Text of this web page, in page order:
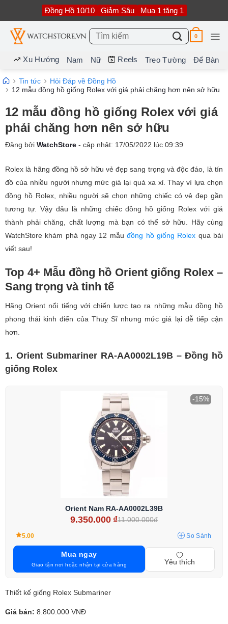
nội
dung
Đồng Hồ 10/10 Giảm Sâu Mua 1 tặng 1
Tìm
kiếm:
0
Xu Hướng Nam Nữ Reels Treo Tường Để Bàn
Tin tức
Hỏi Đáp về Đồng Hồ
12 mẫu đồng hồ giống Rolex với giá phải chăng hơn nên sở hữu
12 mẫu đồng hồ giống Rolex với giá
phải chăng hơn nên sở hữu
Đăng bởi WatchStore - cập nhật: 17/05/2022 lúc 09:39
Rolex là hãng đồng hồ sở hữu vẻ đẹp sang trọng và độc đáo, là tín
đồ của nhiều người nhưng mức giá lại quá xa xỉ. Thay vì lựa chọn
đồng hồ Rolex, nhiều người sẽ chọn những chiếc có vẻ đẹp gần
tương tự. Vậy đâu là những chiếc đồng hồ giống Rolex với giá
thành phải chăng, chất lượng mà bạn có thể sở hữu. Hãy cùng
WatchStore khám phá ngay 12 mẫuđồng hồ giống Rolex qua bài
viết sau!
Top 4+ Mẫu đồng hồ Orient giống Rolex –
Sang trọng và tinh tế
Hãng Orient nổi tiếng với chiến lược tạo ra những mẫu đồng hồ
phong thái kinh điển của Thuỵ Sĩ nhưng mức giá lại dễ tiếp cận
hơn.
1. Orient Submariner RA-AA0002L19B – Đồng hồ
giống Rolex
-15%
Orient Nam RA-AA0002L39B
9.350.000 ₫11.000.000đ
5.00 So Sánh
Mua ngay
Giao tận nơi hoặc nhận tại cửa hàng Yêu thích
Thiết kế giống Rolex Submariner
Giá bán: 8.800.000 VNĐ